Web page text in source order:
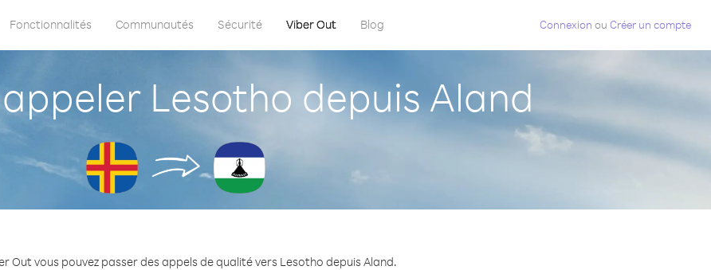
Fonctionnalités Communautés Sécurité Viber Out Blog Connexion ou Créer un compte
Lesotho depuis Aland
Out vous pouvez passer des appels de qualité vers Lesotho depuis Aland.